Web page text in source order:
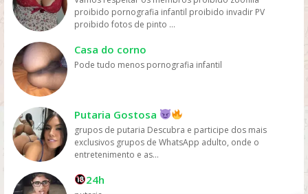
fácil, preços acessíveis e personalização, oferecidos
pelas plataformas de streaming.
proibido pornografia infantil proibido invadir PV
proibido fotos de pinto ...
Casa do corno
Pode tudo menos pornografia infantil
Putaria Gostosa
grupos de putaria Descubra e participe dos mais
exclusivos grupos de WhatsApp adulto, onde o
entretenimento e as...
24h